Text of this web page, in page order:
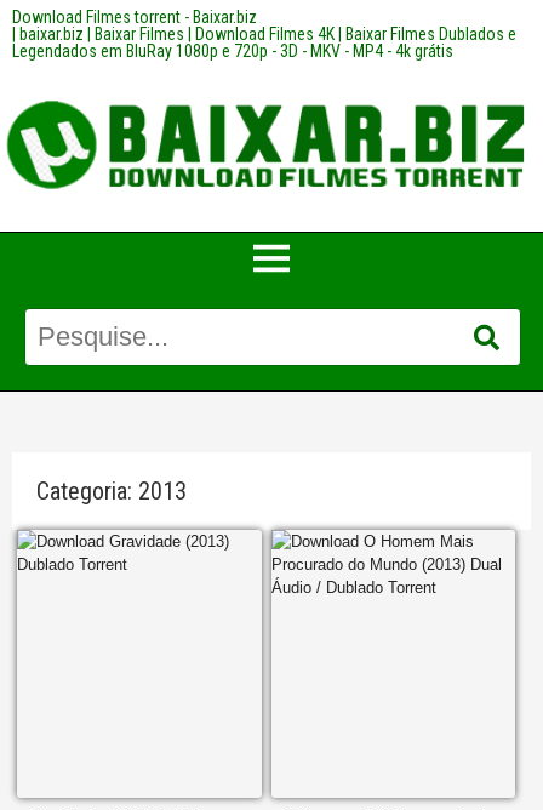
Download Filmes torrent - Baixar.biz
| baixar.biz | Baixar Filmes | Download Filmes 4K | Baixar Filmes Dublados e
Legendados em BluRay 1080p e 720p - 3D - MKV - MP4 - 4k grátis
Categoria: 2013